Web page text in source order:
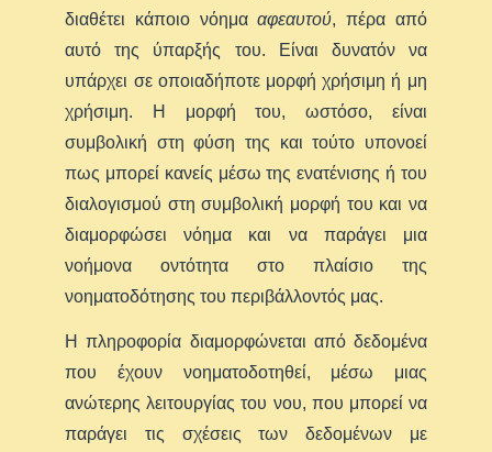
διαθέτει κάποιο νόημααφεαυτού, πέρα από
αυτό της ύπαρξής του. Είναι δυνατόν να
υπάρχει σε οποιαδήποτε μορφή χρήσιμη ή μη
χρήσιμη. Η μορφή του, ωστόσο, είναι
συμβολική στη φύση της και τούτο υπονοεί
πως μπορεί κανείς μέσω της ενατένισης ή του
διαλογισμού στη συμβολική μορφή του και να
διαμορφώσει νόημα και να παράγει μια
νοήμονα οντότητα στο πλαίσιο της
νοηματοδότησης του περιβάλλοντός μας.
Η πληροφορία διαμορφώνεται από δεδομένα
που έχουν νοηματοδοτηθεί, μέσω μιας
ανώτερης λειτουργίας του νου, που μπορεί να
παράγει τις σχέσεις των δεδομένων με